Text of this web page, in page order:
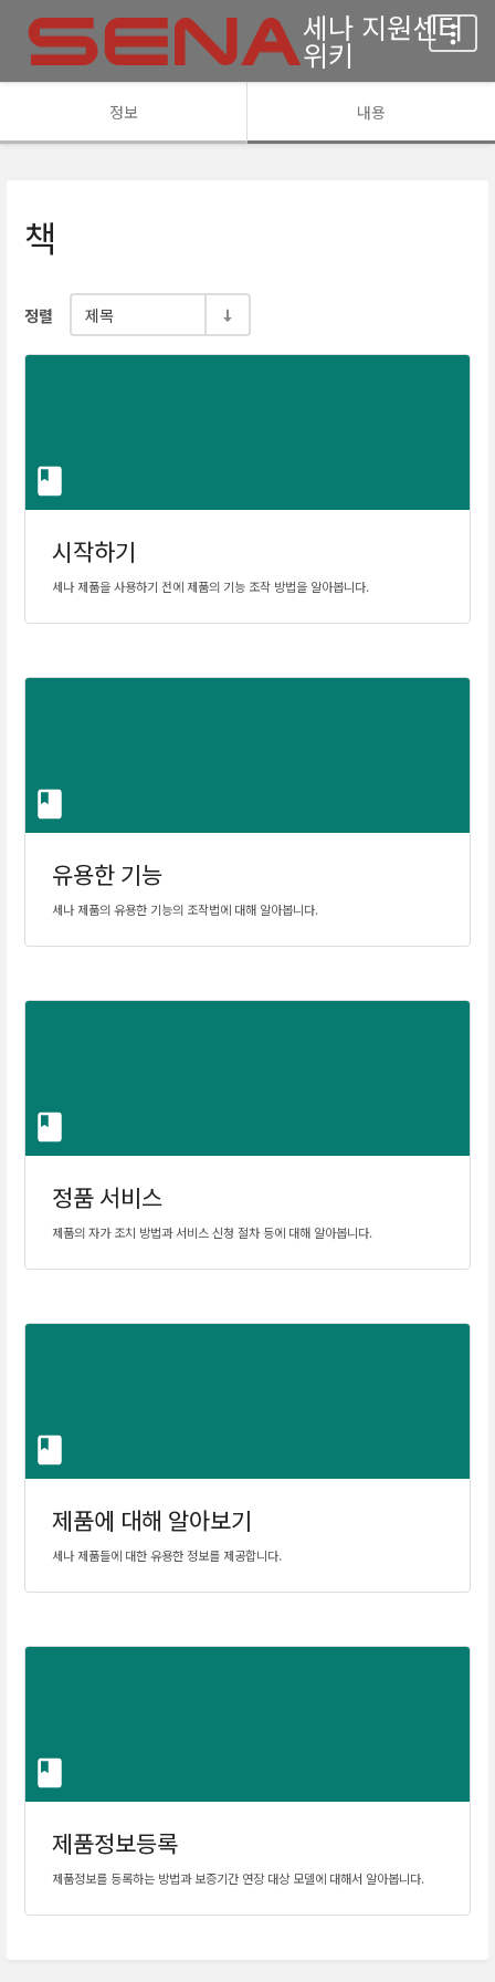
세나 지원센터
위키
정보 내용
책
정렬 제목
시작하기
세나 제품을 사용하기 전에 제품의 기능 조작 방법을 알아봅니다.
유용한 기능
세나 제품의 유용한 기능의 조작법에 대해 알아봅니다.
정품 서비스
제품의 자가 조치 방법과 서비스 신청 절차 등에 대해 알아봅니다.
제품에 대해 알아보기
세나 제품들에 대한 유용한 정보를 제공합니다.
제품정보등록
제품정보를 등록하는 방법과 보증기간 연장 대상 모델에 대해서 알아봅니다.